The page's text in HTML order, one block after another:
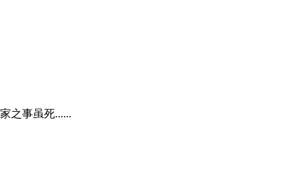
之事虽死......